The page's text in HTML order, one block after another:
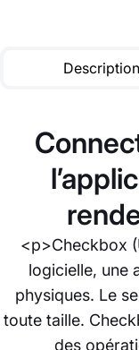
Description
<p>Checkbox
logicielle, une
physiques. Le
toute taille.
des